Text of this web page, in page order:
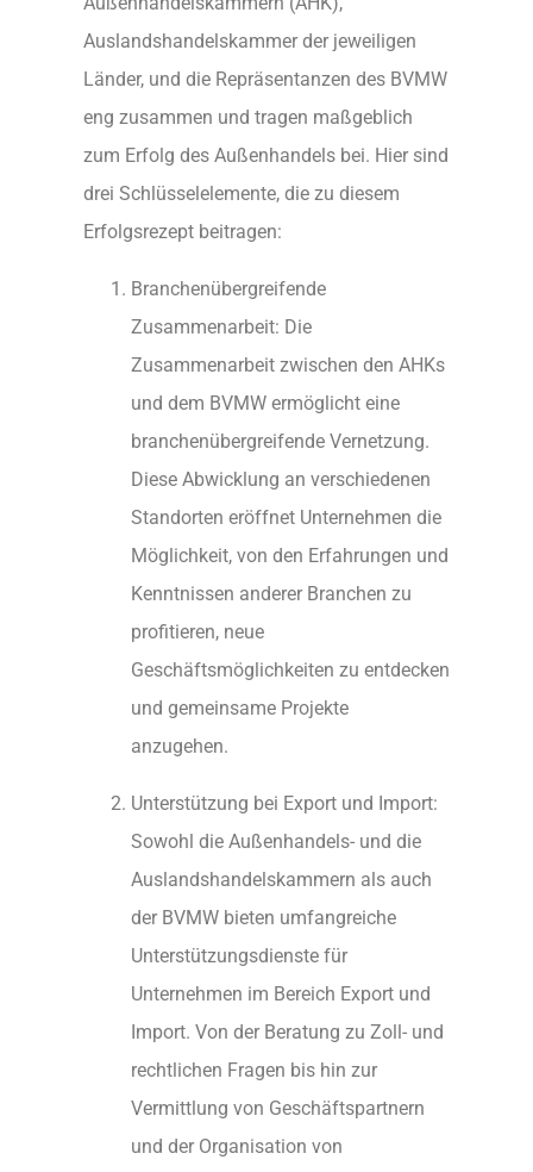
Auslandshandelskammer der jeweiligen
Länder, und die Repräsentanzen des BVMW
eng zusammen und tragen maßgeblich
zum Erfolg des Außenhandels bei. Hier sind
drei Schlüsselelemente, die zu diesem
Erfolgsrezept beitragen:
Branchenübergreifende
Zusammenarbeit: Die
Zusammenarbeit zwischen den AHKs
und dem BVMW ermöglicht eine
branchenübergreifende Vernetzung.
Diese Abwicklung an verschiedenen
Standorten eröffnet Unternehmen die
Möglichkeit, von den Erfahrungen und
Kenntnissen anderer Branchen zu
profitieren, neue
Geschäftsmöglichkeiten zu entdecken
und gemeinsame Projekte
anzugehen.
Unterstützung bei Export und Import:
Sowohl die Außenhandels- und die
Auslandshandelskammern als auch
der BVMW bieten umfangreiche
Unterstützungsdienste für
Unternehmen im Bereich Export und
Import. Von der Beratung zu Zoll- und
rechtlichen Fragen bis hin zur
Vermittlung von Geschäftspartnern
und der Organisation von